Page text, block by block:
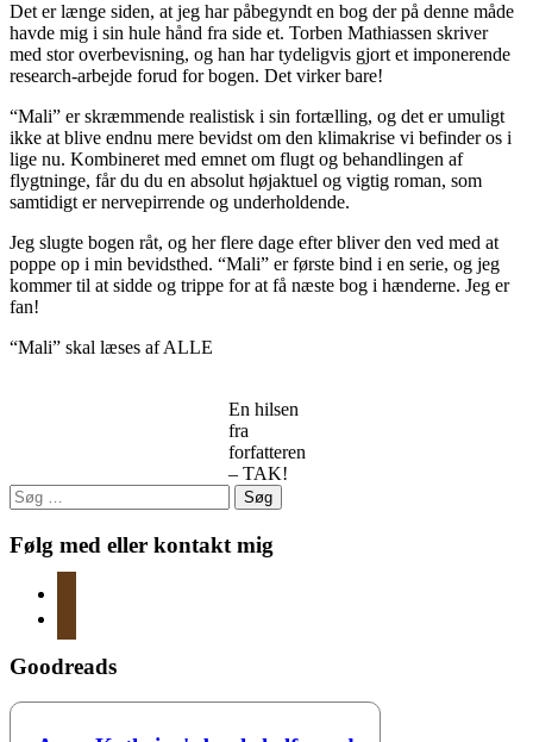
Det er længe siden, at jeg har påbegyndt en bog der på denne måde
havde mig i sin hule hånd fra side et. Torben Mathiassen skriver
med stor overbevisning, og han har tydeligvis gjort et imponerende
research-arbejde forud for bogen. Det virker bare!
“Mali” er skræmmende realistisk i sin fortælling, og det er umuligt
ikke at blive endnu mere bevidst om den klimakrise vi befinder os i
lige nu. Kombineret med emnet om flugt og behandlingen af
flygtninge, får du du en absolut højaktuel og vigtig roman, som
samtidigt er nervepirrende og underholdende.
Jeg slugte bogen råt, og her flere dage efter bliver den ved med at
poppe op i min bevidsthed. “Mali” er første bind i en serie, og jeg
kommer til at sidde og trippe for at få næste bog i hænderne. Jeg er
fan!
“Mali” skal læses af ALLE
En hilsen
fra
forfatteren
– TAK!
Søg
efter:
Følg med eller kontakt mig
Goodreads